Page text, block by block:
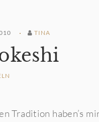
TINA
Tradition haben’s